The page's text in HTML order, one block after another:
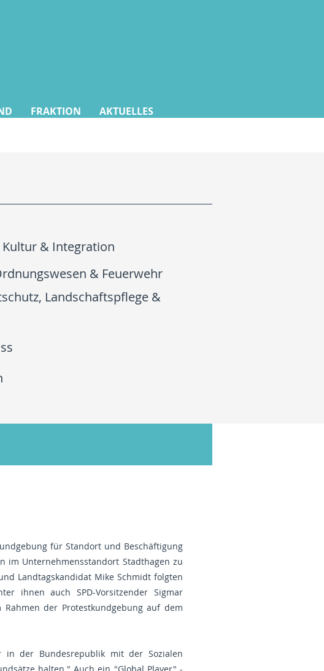
FRAKTION AKTUELLES
Kultur & Integration
& Feuerwehr
Landschaftspflege &
für Standort und Beschäftigung
im Unternehmensstandort Stadthagen zu
Landtagskandidat Mike Schmidt folgten
ihnen auch SPD-Vorsitzender Sigmar
der Protestkundgebung auf dem
in der Bundesrepublik mit der Sozialen